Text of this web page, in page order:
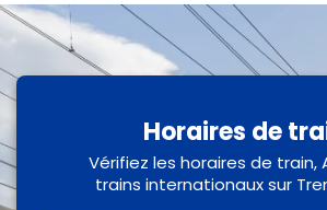
Horaires de
Vérifiez les horaires de train,
trains internationaux sur